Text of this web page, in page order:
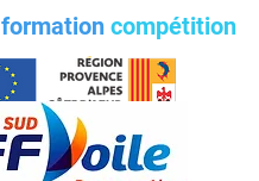
formation compétition